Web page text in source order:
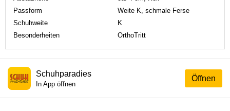
Passform
Weite K, schmale Ferse
Schuhweite
K
Besonderheiten
OrthoTritt
Öffnen
Schuhparadies
In App öffnen